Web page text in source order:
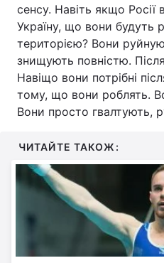
Зброя
Здоров'я
Цікавинки
Відео з Youtube
сенсу. Навіть якщо Росії
Україну, що вони будуть
територією? Вони
знищують повністю.
Навіщо вони потрібні
тому, що вони роблять.
Вони просто гвалтують,
ЧИТАЙТЕ ТАКОЖ: